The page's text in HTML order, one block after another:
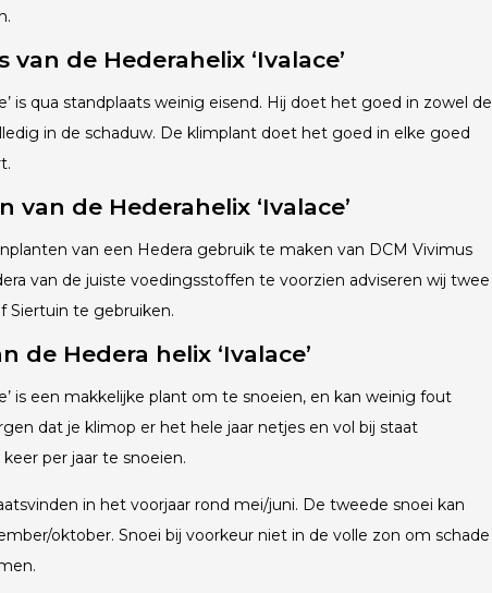
van de Hederahelix ‘Ivalace’
is qua standplaats weinig eisend. Hij doet het goed in zowel de
in de schaduw. De klimplant doet het goed in elke goed
van de Hederahelix ‘Ivalace’
van een Hedera gebruik te maken van DCM Vivimus
van de juiste voedingsstoffen te voorzien adviseren wij twee
Siertuin te gebruiken.
de Hedera helix ‘Ivalace’
is een makkelijke plant om te snoeien, en kan weinig fout
dat je klimop er het hele jaar netjes en vol bij staat
per jaar te snoeien.
in het voorjaar rond mei/juni. De tweede snoei kan
oktober. Snoei bij voorkeur niet in de volle zon om schade